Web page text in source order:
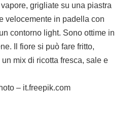
grigliate su una piastra
velocemente in padella con
contorno light. Sono ottime in
Il fiore si può fare fritto,
mix di ricotta fresca, sale e
– it.freepik.com